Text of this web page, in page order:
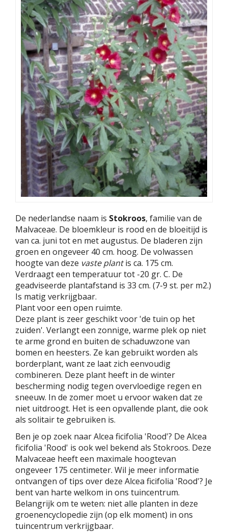
De nederlandse naam is Stokroos, familie van de
Malvaceae. De bloemkleur is rood en de bloeitijd is
van ca. juni tot en met augustus. De bladeren zijn
groen en ongeveer 40 cm. hoog. De volwassen
hoogte van deze vaste plantis ca. 175 cm.
Verdraagt een temperatuur tot -20 gr. C. De
geadviseerde plantafstand is 33 cm. (7-9 st. per m2.)
Is matig verkrijgbaar.
Plant voor een open ruimte.
Deze plant is zeer geschikt voor 'de tuin op het
zuiden'. Verlangt een zonnige, warme plek op niet
te arme grond en buiten de schaduwzone van
bomen en heesters. Ze kan gebruikt worden als
borderplant, want ze laat zich eenvoudig
combineren. Deze plant heeft in de winter
bescherming nodig tegen overvloedige regen en
sneeuw. In de zomer moet u ervoor waken dat ze
niet uitdroogt. Het is een opvallende plant, die ook
als solitair te gebruiken is.
Ben je op zoek naar Alcea ficifolia 'Rood'? De Alcea
ficifolia 'Rood' is ook wel bekend als Stokroos. Deze
Malvaceae heeft een maximale hoogtevan
ongeveer 175 centimeter. Wil je meer informatie
ontvangen of tips over deze Alcea ficifolia 'Rood'? Je
bent van harte welkom in ons tuincentrum.
Belangrijk om te weten: niet alle planten in deze
groenencyclopedie zijn (op elk moment) in ons
tuincentrum verkrijgbaar.